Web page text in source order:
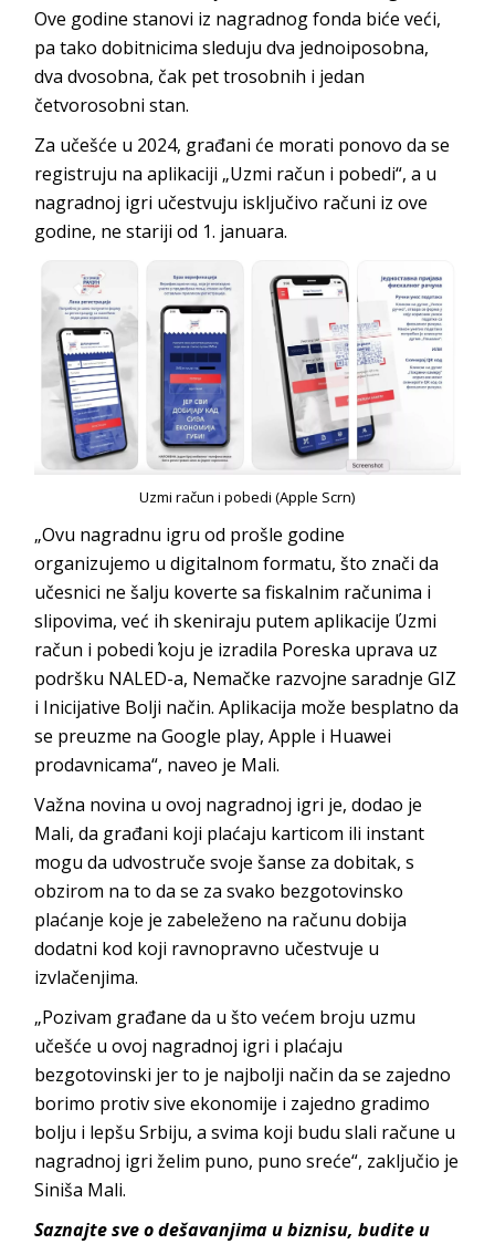
Ove godine stanovi iz nagradnog fonda biće veći,
pa tako dobitnicima sleduju dva jednoiposobna,
dva dvosobna, čak pet trosobnih i jedan
četvorosobni stan.
Za učešće u 2024, građani će morati ponovo da se
registruju na aplikaciji „Uzmi račun i pobedi“, a u
nagradnoj igri učestvuju isključivo računi iz ove
godine, ne stariji od 1. januara.
Uzmi račun i pobedi (Apple Scrn)
„Ovu nagradnu igru od prošle godine
organizujemo u digitalnom formatu, što znači da
učesnici ne šalju koverte sa fiskalnim računima i
slipovima, već ih skeniraju putem aplikacije ΄Uzmi
račun i pobedi΄ koju je izradila Poreska uprava uz
podršku NALED-a, Nemačke razvojne saradnje GIZ
i Inicijative Bolji način. Aplikacija može besplatno da
se preuzme na Google play, Apple i Huawei
prodavnicama“, naveo je Mali.
Važna novina u ovoj nagradnoj igri je, dodao je
Mali, da građani koji plaćaju karticom ili instant
mogu da udvostruče svoje šanse za dobitak, s
obzirom na to da se za svako bezgotovinsko
plaćanje koje je zabeleženo na računu dobija
dodatni kod koji ravnopravno učestvuje u
izvlačenjima.
„Pozivam građane da u što većem broju uzmu
učešće u ovoj nagradnoj igri i plaćaju
bezgotovinski jer to je najbolji način da se zajedno
borimo protiv sive ekonomije i zajedno gradimo
bolju i lepšu Srbiju, a svima koji budu slali račune u
nagradnoj igri želim puno, puno sreće“, zaključio je
Siniša Mali.
Saznajte sve o dešavanjima u biznisu, budite u